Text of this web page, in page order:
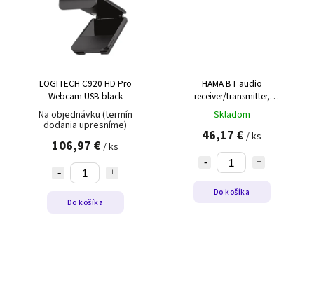
LOGITECH C920 HD Pro
Webcam USB black
Na objednávku (termín
dodania upresníme)
106,97 € / ks
Do košíka
HAMA BT audio
receiver/transmitter,
analóg+digital
Skladom
46,17 € / ks
Do košíka